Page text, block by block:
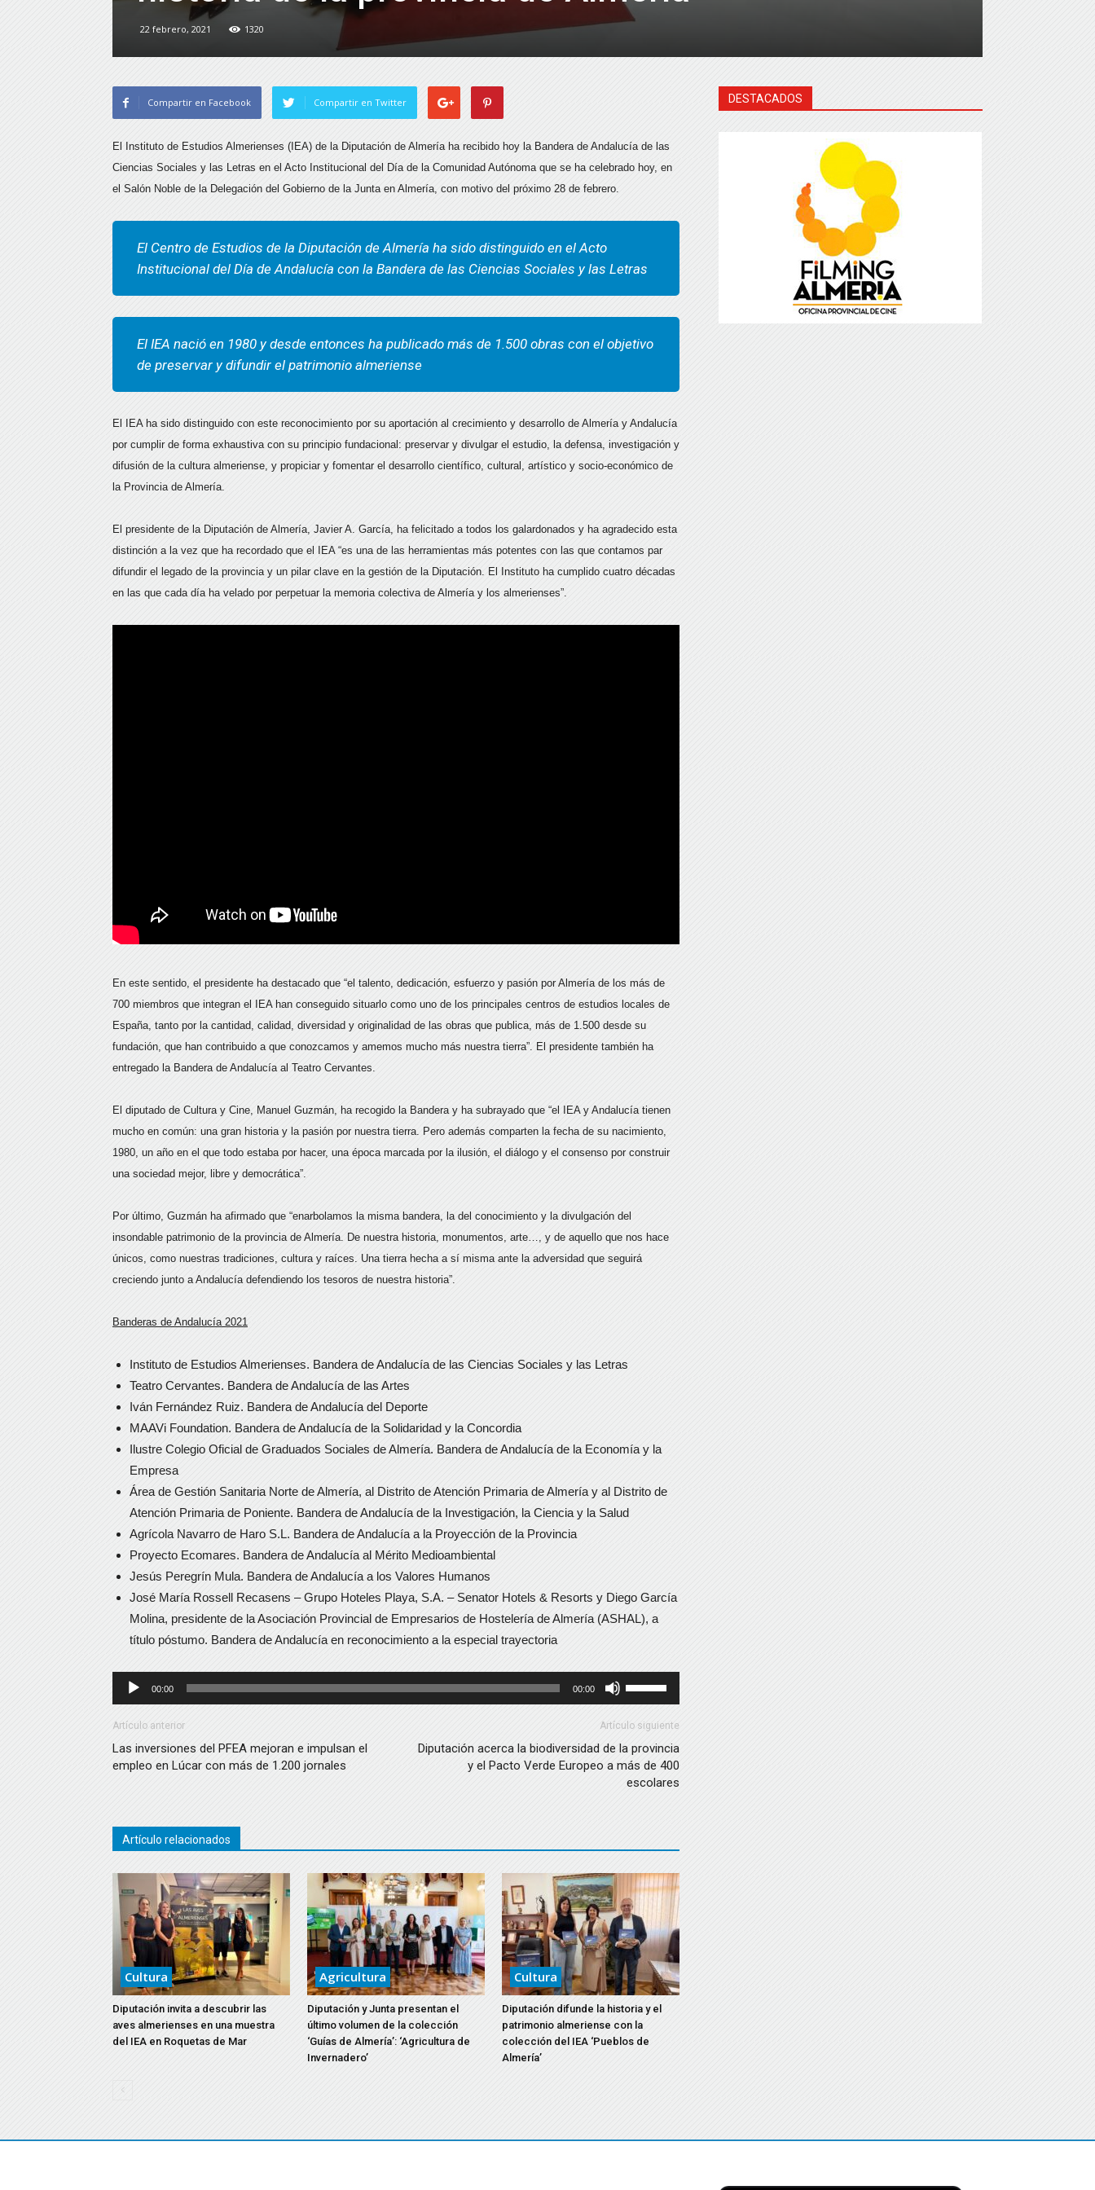
22 febrero, 2021 1320
Compartir en Facebook Compartir en Twitter
El Instituto de Estudios Almerienses (IEA) de la Diputación de Almería ha recibido hoy la Bandera de Andalucía de las
Ciencias Sociales y las Letras en el Acto Institucional del Día de la Comunidad Autónoma que se ha celebrado hoy, en
el Salón Noble de la Delegación del Gobierno de la Junta en Almería, con motivo del próximo 28 de febrero.
El Centro de Estudios de la Diputación de Almería ha sido distinguido en el Acto
Institucional del Día de Andalucía con la Bandera de las Ciencias Sociales y las Letras
El IEA nació en 1980 y desde entonces ha publicado más de 1.500 obras con el objetivo
de preservar y difundir el patrimonio almeriense
El IEA ha sido distinguido con este reconocimiento por su aportación al crecimiento y desarrollo de Almería y Andalucía
por cumplir de forma exhaustiva con su principio fundacional: preservar y divulgar el estudio, la defensa, investigación y
difusión de la cultura almeriense, y propiciar y fomentar el desarrollo científico, cultural, artístico y socio-económico de
la Provincia de Almería.
El presidente de la Diputación de Almería, Javier A. García, ha felicitado a todos los galardonados y ha agradecido esta
distinción a la vez que ha recordado que el IEA “es una de las herramientas más potentes con las que contamos par
difundir el legado de la provincia y un pilar clave en la gestión de la Diputación. El Instituto ha cumplido cuatro décadas
en las que cada día ha velado por perpetuar la memoria colectiva de Almería y los almerienses”.
En este sentido, el presidente ha destacado que “el talento, dedicación, esfuerzo y pasión por Almería de los más de
700 miembros que integran el IEA han conseguido situarlo como uno de los principales centros de estudios locales de
España, tanto por la cantidad, calidad, diversidad y originalidad de las obras que publica, más de 1.500 desde su
fundación, que han contribuido a que conozcamos y amemos mucho más nuestra tierra”. El presidente también ha
entregado la Bandera de Andalucía al Teatro Cervantes.
El diputado de Cultura y Cine, Manuel Guzmán, ha recogido la Bandera y ha subrayado que “el IEA y Andalucía tienen
mucho en común: una gran historia y la pasión por nuestra tierra. Pero además comparten la fecha de su nacimiento,
1980, un año en el que todo estaba por hacer, una época marcada por la ilusión, el diálogo y el consenso por construir
una sociedad mejor, libre y democrática”.
Por último, Guzmán ha afirmado que “enarbolamos la misma bandera, la del conocimiento y la divulgación del
insondable patrimonio de la provincia de Almería. De nuestra historia, monumentos, arte…, y de aquello que nos hace
únicos, como nuestras tradiciones, cultura y raíces. Una tierra hecha a sí misma ante la adversidad que seguirá
creciendo junto a Andalucía defendiendo los tesoros de nuestra historia”.
Banderas de Andalucía 2021
Instituto de Estudios Almerienses. Bandera de Andalucía de las Ciencias Sociales y las Letras
Teatro Cervantes. Bandera de Andalucía de las Artes
Iván Fernández Ruiz. Bandera de Andalucía del Deporte
MAAVi Foundation. Bandera de Andalucía de la Solidaridad y la Concordia
Ilustre Colegio Oficial de Graduados Sociales de Almería. Bandera de Andalucía de la Economía y la
Empresa
Área de Gestión Sanitaria Norte de Almería, al Distrito de Atención Primaria de Almería y al Distrito de
Atención Primaria de Poniente. Bandera de Andalucía de la Investigación, la Ciencia y la Salud
Agrícola Navarro de Haro S.L. Bandera de Andalucía a la Proyección de la Provincia
Proyecto Ecomares. Bandera de Andalucía al Mérito Medioambiental
Jesús Peregrín Mula. Bandera de Andalucía a los Valores Humanos
José María Rossell Recasens – Grupo Hoteles Playa, S.A. – Senator Hotels & Resorts y Diego García
Molina, presidente de la Asociación Provincial de Empresarios de Hostelería de Almería (ASHAL), a
título póstumo. Bandera de Andalucía en reconocimiento a la especial trayectoria
Reproductor
de
audio
00:00 00:00
las
teclas
de
flecha
arriba/abajo
o
disminuir
el
volumen.
Artículo anterior
Las inversiones del PFEA mejoran e impulsan el
empleo en Lúcar con más de 1.200 jornales
Artículo siguiente
Diputación acerca la biodiversidad de la provincia
y el Pacto Verde Europeo a más de 400
escolares
Artículo relacionados
Cultura
Diputación invita a descubrir las
aves almerienses en una muestra
del IEA en Roquetas de Mar
Agricultura
Diputación y Junta presentan el
último volumen de la colección
‘Guías de Almería’: ‘Agricultura de
Invernadero’
Cultura
Diputación difunde la historia y el
patrimonio almeriense con la
colección del IEA ‘Pueblos de
Almería’
DESTACADOS